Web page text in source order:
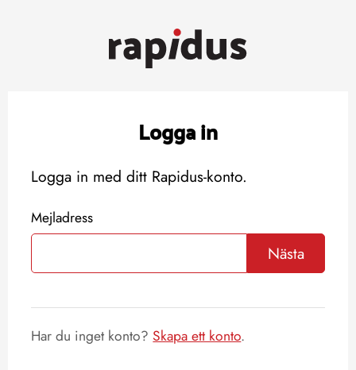
Logga in
Logga in med ditt Rapidus-konto.
Mejladress
Nästa
Har du inget konto?Skapa ett konto.